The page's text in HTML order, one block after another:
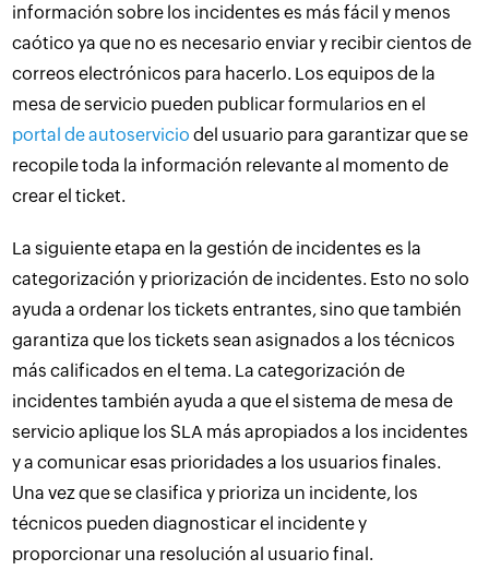
información sobre los incidentes es más fácil y menos
caótico ya que no es necesario enviar y recibir cientos de
correos electrónicos para hacerlo. Los equipos de la
mesa de servicio pueden publicar formularios en el
portal de autoservicio del usuario para garantizar que se
recopile toda la información relevante al momento de
crear el ticket.
La siguiente etapa en la gestión de incidentes es la
categorización y priorización de incidentes. Esto no solo
ayuda a ordenar los tickets entrantes, sino que también
garantiza que los tickets sean asignados a los técnicos
más calificados en el tema. La categorización de
incidentes también ayuda a que el sistema de mesa de
servicio aplique los SLA más apropiados a los incidentes
y a comunicar esas prioridades a los usuarios finales.
Una vez que se clasifica y prioriza un incidente, los
técnicos pueden diagnosticar el incidente y
proporcionar una resolución al usuario final.